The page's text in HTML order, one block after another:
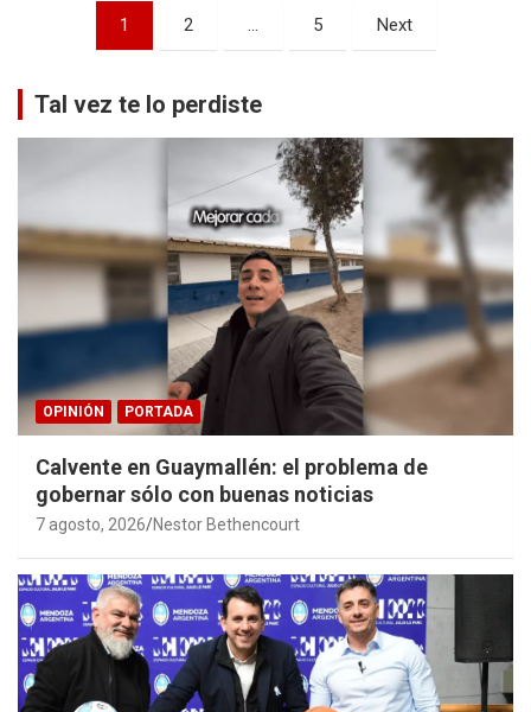
Paginación
entradas
1 2 … 5 Next
Tal vez te lo perdiste
OPINIÓN PORTADA
Calvente en Guaymallén: el problema de
gobernar sólo con buenas noticias
7 agosto, 2026 Nestor Bethencourt